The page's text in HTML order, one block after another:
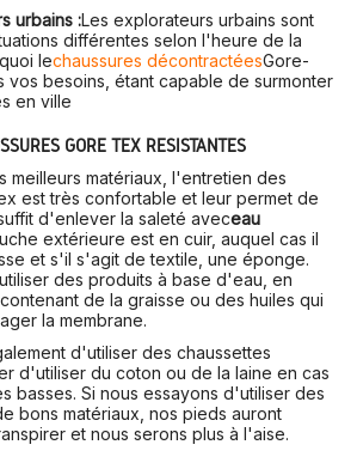
urbains :Les explorateurs urbains sont
différentes selon l'heure de la
lechaussures décontractéesGore-
vos besoins, étant capable de surmonter
en ville
GORE TEX RÉSISTANTES
meilleurs matériaux, l'entretien des
est très confortable et leur permet de
d'enlever la saleté aveceau
extérieure est en cuir, auquel cas il
et s'il s'agit de textile, une éponge.
des produits à base d'eau, en
de la graisse ou des huiles qui
la membrane.
d'utiliser des chaussettes
d'utiliser du coton ou de la laine en cas
basses. Si nous essayons d'utiliser des
bons matériaux, nos pieds auront
et nous serons plus à l'aise.